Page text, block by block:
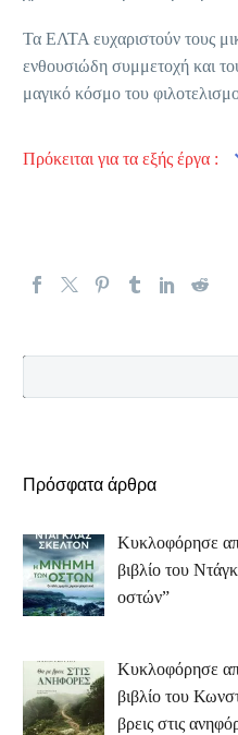
Τα ΕΛΤΑ ευχαριστούν τους
ενθουσιώδη συμμετοχή και
μαγικό κόσμο του
Πρόκειται για τα εξής έργα :
Πρόσφατα άρθρα
Κυκλοφόρησε
βιβλίο του
οστών”
Κυκλοφόρησε
βιβλίο του
βρεις στις